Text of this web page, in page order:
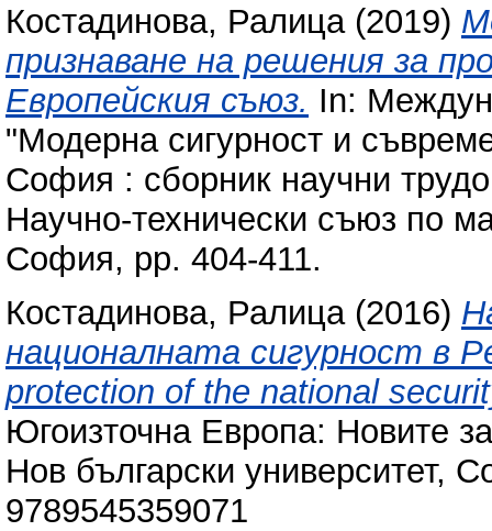
Костадинова, Ралица(2019)
признаване на решения за
Европейския съюз. In:
"Модерна сигурност и
София : сборник научни
Научно-технически съюз по
София, pp. 404-411.
Костадинова, Ралица(2016)
националната сигурност в
protection of the national
Югоизточна Европа: Новите
Нов български университет,
9789545359071